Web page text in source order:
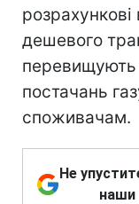
розрахункові
дешевого
перевищують
постачань
споживачам.
Не
наши